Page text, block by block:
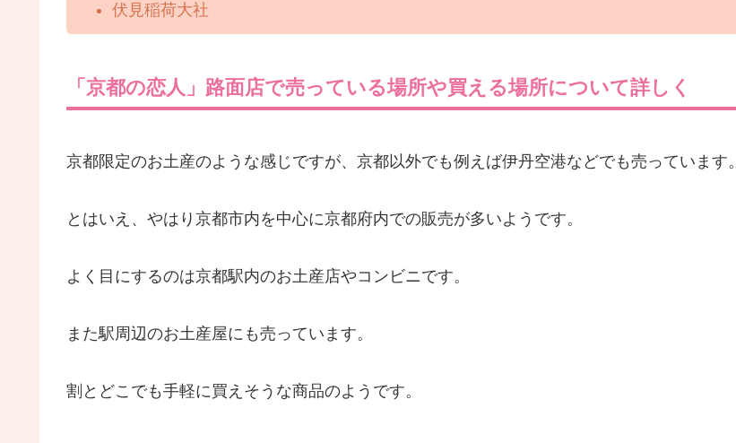
伏見稲荷大社
「京都の恋人」路面店で売っている場所や買える場所について詳しく
京都限定のお土産のような感じですが、京都以外でも例えば伊丹空港などでも売っています。
とはいえ、やはり京都市内を中心に京都府内での販売が多いようです。
よく目にするのは京都駅内のお土産店やコンビニです。
また駅周辺のお土産屋にも売っています。
割とどこでも手軽に買えそうな商品のようです。